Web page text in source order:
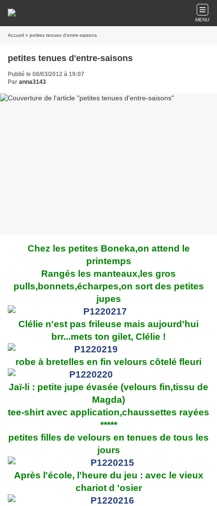
MENU
Accueil » petites tenues d'entre-saisons
petites tenues d'entre-saisons
Publié le 08/03/2012 à 19:07
Par anna3143
Chez les petites Boneka,on attend le
printemps
Rangés les manteaux,les gros
pulls,bonnets,écharpes,on sort des petites
jupes
Clélie n'est pas frileuse mais aujourd'hui
brr...mets ton gilet, Clélie !
robe à bretelles en fin velours côtelé fleuri
Jaï-li : petite jupe évasée (velours fin,tissu de
Magda)
tee-shirt avec application,chaussettes rayées
*****
petites filles de velours en tenues de tous les
jours
Après l'école, l'heure du jeu : avec le vieux
chariot d 'osier